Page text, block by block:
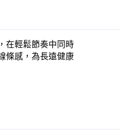
在輕鬆節奏中同時
條感，為長遠健康